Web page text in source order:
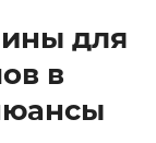
для
в